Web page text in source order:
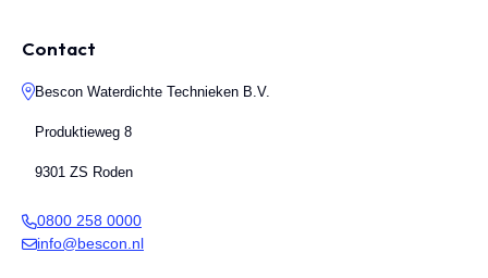
Contact
Bescon Waterdichte Technieken B.V.
Produktieweg 8
9301 ZS Roden
0800 258 0000
info@bescon.nl